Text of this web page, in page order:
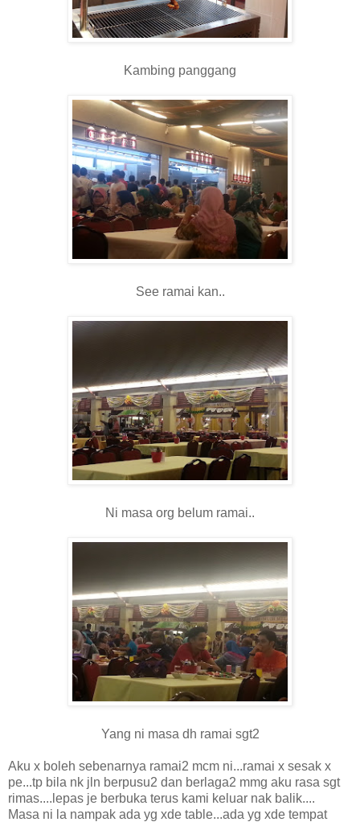
Kambing panggang
See ramai kan..
Ni masa org belum ramai..
Yang ni masa dh ramai sgt2
Aku x boleh sebenarnya ramai2 mcm ni...ramai x sesak x
pe...tp bila nk jln berpusu2 dan berlaga2 mmg aku rasa sgt
rimas....lepas je berbuka terus kami keluar nak balik....
Masa ni la nampak ada yg xde table...ada yg xde tempat